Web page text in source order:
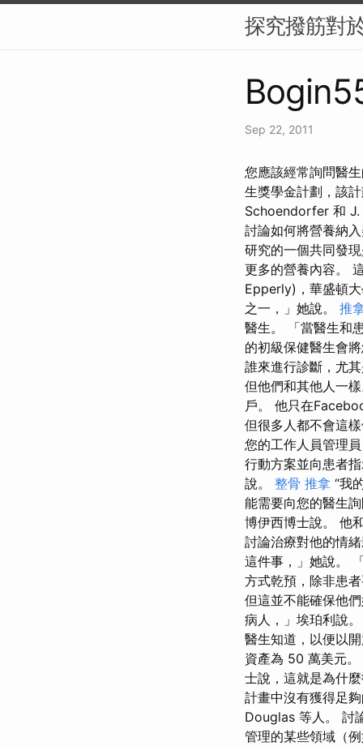
探究撥筋對
Sep 22, 2011
您應該經常詢問醫
生獎學金計劃，該
Schoendorfer 和
討論如何將營養納
研究的一個共同發
更多的營養內容。
Epperly)，華盛頓
之一，」她說。 推
醫生。 「當醫生和
的初級保健醫生會
誰來進行診斷，尤
但他們和其他人一
戶。 他只在
但很多人都不會這
您的工作人員管理
行動方案並向患者
說。 整骨 推拿 “我
能需要向您的醫生
博伊西博士說。 他
討論治療對他的情
這件事，」她說。
方式乾預，除非患
但這並不能確保他
病人，」埃珀利說
醫生知道，以便以
資產為 50 萬美元
士說，這就是為什
計畫中沒有獲得足
Douglas 等人。 討
管理的某些領域（